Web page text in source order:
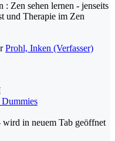
: Zen sehen lernen - jenseits
und Therapie im Zen
Prohl, Inken (Verfasser)
in neuem Tab geöffnet